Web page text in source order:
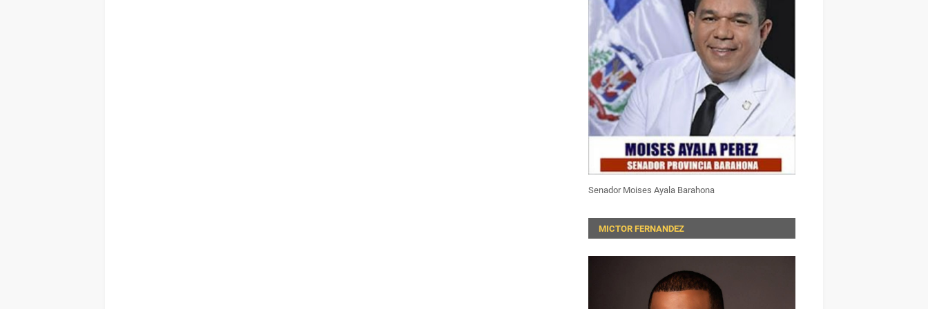
Senador Moises Ayala Barahona
MICTOR FERNANDEZ